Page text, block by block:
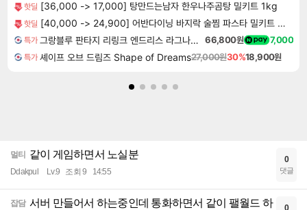
핫딜 [36,000 -> 17,000] 탕만드는남자 한우나주곰탕 밀키트 1kg
핫딜 [40,000 -> 24,900] 어반다이닝 바지락 술찜 파스타 밀키트 819g x 2개
특가 그랑블루 판타지 리링크 엔드리스 라그나로크 Granblue Fantasy Relink Endless Ragnarok 66,800원 7,000
특가 셰이프 오브 드림즈 Shape of Dreams27,000원30%18,900원
멀티 같이 게임하면서 노실분
Ddakpul Lv.9 조회 9 14:55
0
댓글
잡담 서버 만들어서 하는중인데 통화하면서 같이 팰월드 하
0